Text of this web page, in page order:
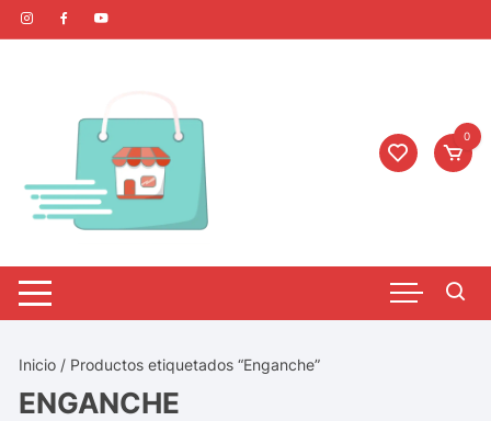
0
Inicio / Productos etiquetados “Enganche”
ENGANCHE